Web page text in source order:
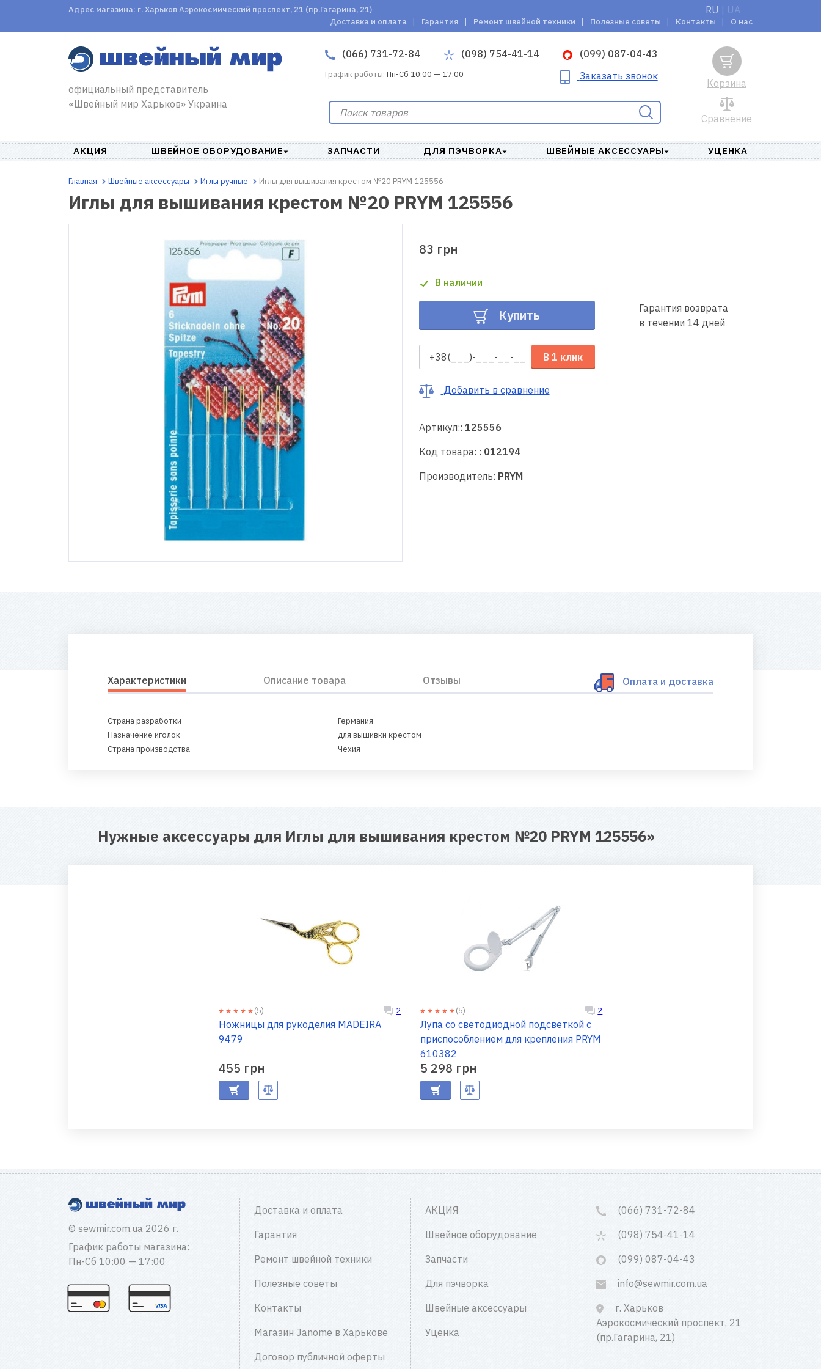
Адрес магазина: г. Харьков Аэрокосмический проспект, 21 (пр.Гагарина, 21) RU UA
Доставка и оплата Гарантия Ремонт швейной техники Полезные советы Контакты О нас
официальный представитель
«Швейный мир Харьков» Украина
(066) 731-72-84 (098) 754-41-14 (099) 087-04-43
График работы: Пн-Сб 10:00 — 17:00 Заказать звонок
Сравнение
Корзина
АКЦИЯ ШВЕЙНОЕ ОБОРУДОВАНИЕ ЗАПЧАСТИ ДЛЯ ПЭЧВОРКА ШВЕЙНЫЕ АКСЕССУАРЫ УЦЕНКА
Главная Швейные аксессуары Иглы ручные Иглы для вышивания крестом №20 PRYM 125556
Иглы для вышивания крестом №20 PRYM 125556
83 грн
В наличии
Купить
В 1 клик
Гарантия возврата
в течении 14 дней
Добавить в сравнение
Артикул:: 125556
Код товара: : 012194
Производитель: PRYM
Характеристики Описание товара Отзывы Оплата и доставка
Страна разработки
Германия
Назначение иголок
для вышивки крестом
Страна производства
Чехия
Нужные аксессуары для Иглы для вышивания крестом №20 PRYM 125556»
(5) 2
Ножницы для рукоделия MADEIRA
9479
455 грн
(5) 2
Лупа со светодиодной подсветкой с
приспособлением для крепления PRYM
610382
5 298 грн
© sewmir.com.ua 2026 г.
График работы магазина:
Пн-Сб 10:00 — 17:00
Доставка и оплата
Гарантия
Ремонт швейной техники
Полезные советы
Контакты
Магазин Janome в Харькове
Договор публичной оферты
АКЦИЯ
Швейное оборудование
Запчасти
Для пэчворка
Швейные аксессуары
Уценка
(066) 731-72-84
(098) 754-41-14
(099) 087-04-43
info@sewmir.com.ua
г. Харьков
Аэрокосмический проспект, 21
(пр.Гагарина, 21)